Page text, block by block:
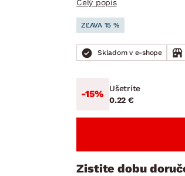
DOMÁCE SPOTREBIČECelý popis
ZĽAVA 15 %
Skladom v e-shope
-15%
Ušetríte
0.22 €
Zistite dobu